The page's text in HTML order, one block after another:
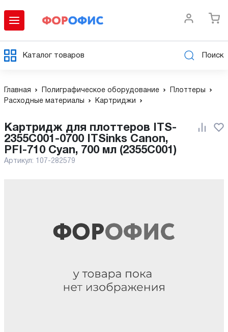
Каталог товаров Поиск
Главная Полиграфическое оборудование
Плоттеры
Расходные материалы
Картриджи
Картридж для плоттеров ITS-
2355C001-0700 ITSinks Canon,
PFI-710 Cyan, 700 мл (2355C001)
Артикул: 107-282579